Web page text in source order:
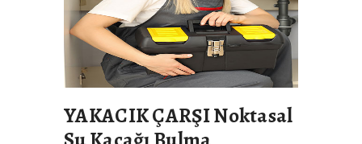
YAKACIK ÇARŞI Noktasal